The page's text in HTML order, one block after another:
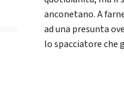
anconetano. A
ad una presunta
lo spacciatore che